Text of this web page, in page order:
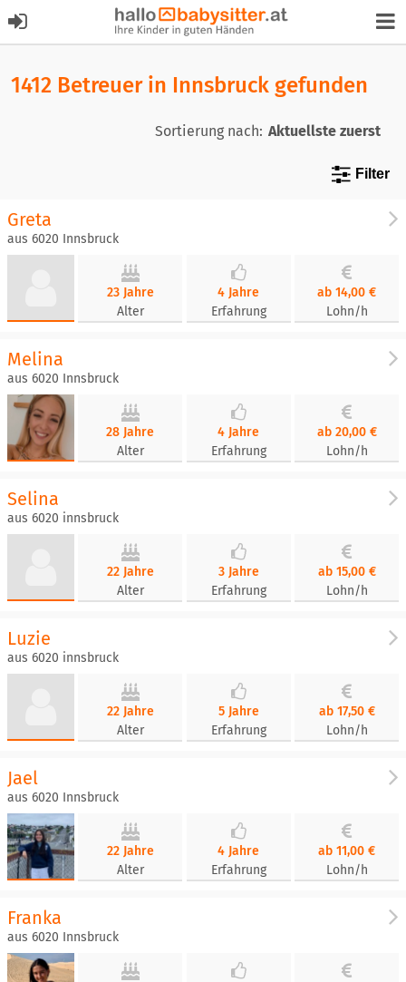
1412 Betreuer in Innsbruck gefunden
Sortierung nach:
Filter
Greta
aus 6020 Innsbruck
23 Jahre
Alter
4 Jahre
Erfahrung
ab 14,00 €
Lohn/h
Melina
aus 6020 Innsbruck
28 Jahre
Alter
4 Jahre
Erfahrung
ab 20,00 €
Lohn/h
Selina
aus 6020 innsbruck
22 Jahre
Alter
3 Jahre
Erfahrung
ab 15,00 €
Lohn/h
Luzie
aus 6020 innsbruck
22 Jahre
Alter
5 Jahre
Erfahrung
ab 17,50 €
Lohn/h
Jael
aus 6020 Innsbruck
22 Jahre
Alter
4 Jahre
Erfahrung
ab 11,00 €
Lohn/h
Franka
aus 6020 Innsbruck